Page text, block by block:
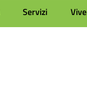
Servizi